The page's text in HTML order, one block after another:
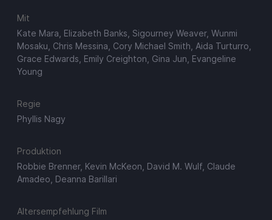
Mit
Kate Mara, Elizabeth Banks, Sigourney Weaver, Wunmi
Mosaku, Chris Messina, Cory Michael Smith, Aida Turturro,
Grace Edwards, Emily Creighton, Gina Jun, Evangeline
Young
Regie
Phyllis Nagy
Produktion
Robbie Brenner, Kevin McKeon, David M. Wulf, Claude
Amadeo, Deanna Barillari
Altersempfehlung Film